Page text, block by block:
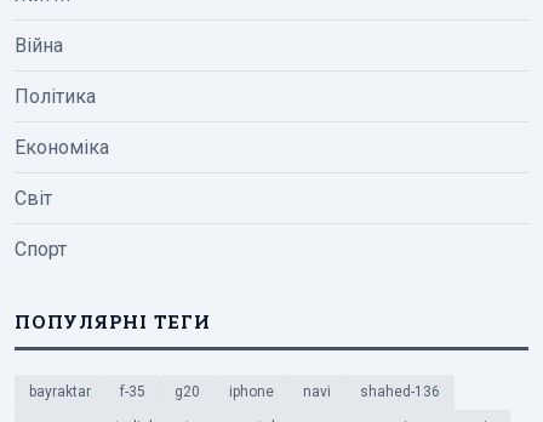
Війна
Політика
Економіка
Світ
Спорт
ПОПУЛЯРНІ ТЕГИ
bayraktar f-35 g20 iphone navi shahed-136